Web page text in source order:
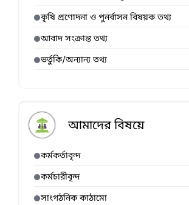
কৃষি প্রণোদনা ও পুনর্বাসন বিষয়ক তথ্য
আবাদ সংক্রান্ত তথ্য
ভর্তুকি/অন্যান্য তথ্য
আমাদের বিষয়ে
কর্মকর্তাবৃন্দ
কর্মচারীবৃন্দ
সাংগঠনিক কাঠামো